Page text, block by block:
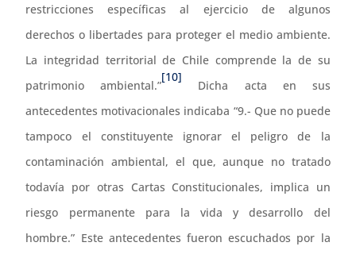
restricciones específicas al ejercicio de algunos
derechos o libertades para proteger el medio ambiente.
La integridad territorial de Chile comprende la de su
patrimonio ambiental.”
[10]
Dicha acta en sus
antecedentes motivacionales indicaba “9.- Que no puede
tampoco el constituyente ignorar el peligro de la
contaminación ambiental, el que, aunque no tratado
todavía por otras Cartas Constitucionales, implica un
riesgo permanente para la vida y desarrollo del
hombre.” Este antecedentes fueron escuchados por la